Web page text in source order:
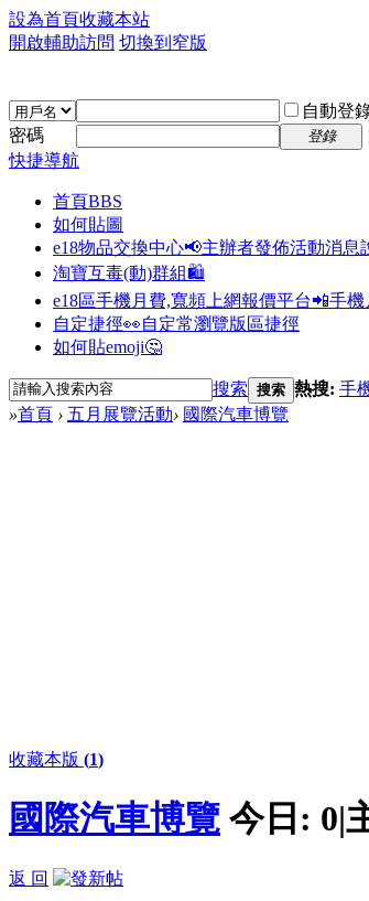
設為首頁收藏本站
開啟輔助訪問 切換到窄版
自動登
密碼
登錄
快捷導航
首頁BBS
如何貼圖
e18物品交換中心📢主辦者發佈活動消息
淘寶互毒(動)群組🛍️
e18區手機月費,寬頻上網報價平台📲手機
自定捷徑👀自定常瀏覽版區捷徑
如何貼emoji🤔
搜索 搜索 熱搜: 手
»首頁 › 五月展覽活動› 國際汽車博覽
收藏本版 (1)
國際汽車博覽 今日: 0|
返 回